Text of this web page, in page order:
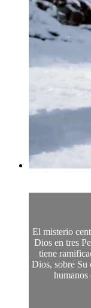
El misterio
Dios en tres
tiene
Dios, sobre Su
humanos